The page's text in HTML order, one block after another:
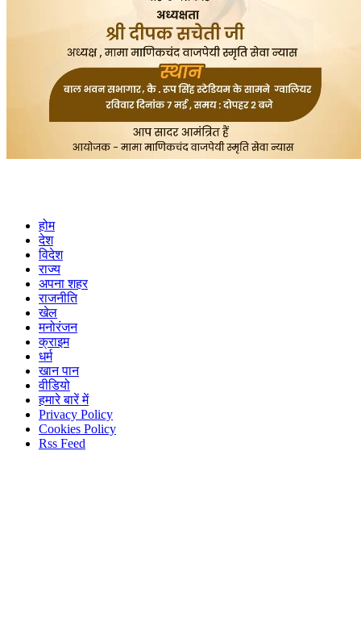
होम
देश
विदेश
राज्य
अपना शहर
राजनीति
खेल
मनोरंजन
क्राइम
धर्म
खान पान
वीडियो
हमारे बारें में
Privacy Policy
Cookies Policy
Rss Feed